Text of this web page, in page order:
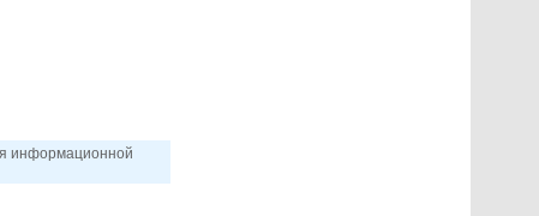
информационной